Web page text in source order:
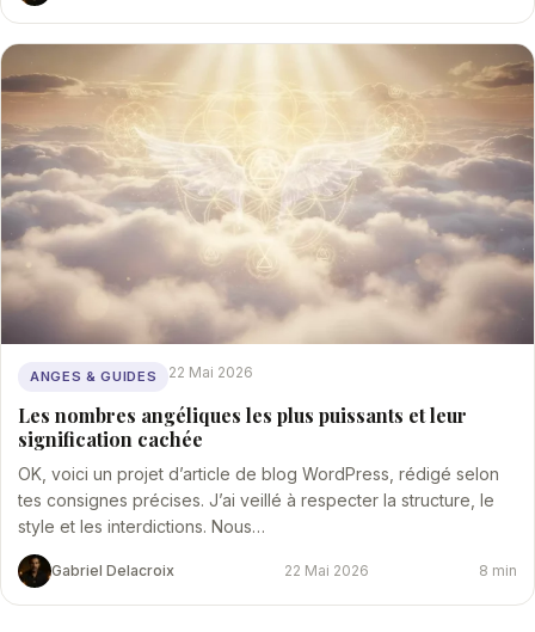
ANGES & GUIDES 22 Mai 2026
Les nombres angéliques les plus puissants et leur
signification cachée
OK, voici un projet d’article de blog WordPress, rédigé selon
tes consignes précises. J’ai veillé à respecter la structure, le
style et les interdictions. Nous…
Gabriel Delacroix 22 Mai 2026 8 min